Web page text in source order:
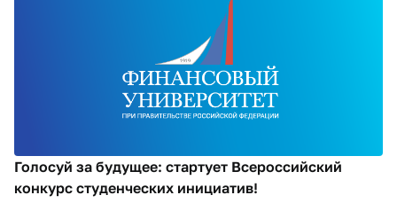
Голосуй за будущее: стартует Всероссийский
конкурс студенческих инициатив!